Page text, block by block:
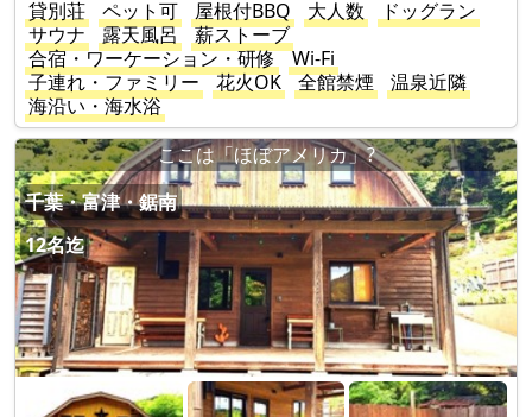
貸別荘 ペット可 屋根付BBQ 大人数
ドッグラン
サウナ
露天風呂
薪ストーブ
合宿・ワーケーション・研修
Wi-Fi
子連れ・ファミリー
花火OK 全館禁煙
温泉近隣
海沿い・海水浴
ここは「ほぼアメリカ」?
千葉・富津・鋸南
12名迄